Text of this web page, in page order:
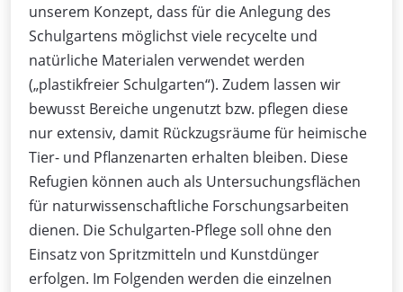
unserem Konzept, dass für die Anlegung des
Schulgartens möglichst viele recycelte und
natürliche Materialen verwendet werden
(„plastikfreier Schulgarten“). Zudem lassen wir
bewusst Bereiche ungenutzt bzw. pflegen diese
nur extensiv, damit Rückzugsräume für heimische
Tier- und Pflanzenarten erhalten bleiben. Diese
Refugien können auch als Untersuchungsflächen
für naturwissenschaftliche Forschungsarbeiten
dienen. Die Schulgarten-Pflege soll ohne den
Einsatz von Spritzmitteln und Kunstdünger
erfolgen. Im Folgenden werden die einzelnen